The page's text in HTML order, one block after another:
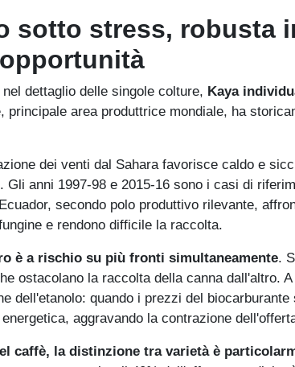
sotto stress, robusta
nel dettaglio delle singole colture, Kaya
principale area produttrice mondiale, ha
dei venti dal Sahara favorisce caldo e
Gli anni 1997-98 e 2015-16 sono i casi di
secondo polo produttivo rilevante,
e rendono difficile la raccolta.
è a rischio su più fronti simultaneamente.
ostacolano la raccolta della canna dall'altro.
dell'etanolo: quando i prezzi del
aggravando la contrazione
caffè, la distinzione tra varietà è